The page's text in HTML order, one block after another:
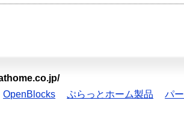
OpenBlocks ぷらっとホーム製品 パ